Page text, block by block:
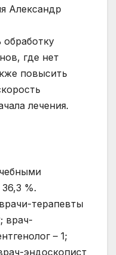
Александр
обработку
где нет
повысить
лечения.
%.
терапевты
врач-
– 1;
эндоскопист